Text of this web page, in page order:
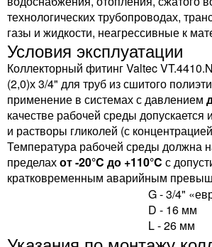
технологических трубопроводах,
газы и жидкости, неагрессивные к
Условия эксплуатации
Коллекторный фитинг Valtec
(2,0)х 3/4" для труб из сшитого
применение в системах с давлением
качестве рабочей среды допускается
и растворы гликолей (с
Температура рабочей среды должна
пределахот -20°C до +110°C с
кратковременным аварийным
G - 3/4"
D - 16 мм
L - 26 мм